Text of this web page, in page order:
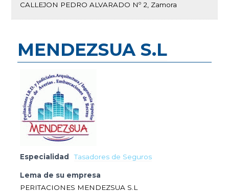
CALLEJON PEDRO ALVARADO Nº 2, Zamora
MENDEZSUA S.L
Especialidad Tasadores de Seguros
Lema de su empresa
PERITACIONES MENDEZSUA S.L